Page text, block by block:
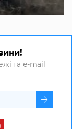
та e-mail